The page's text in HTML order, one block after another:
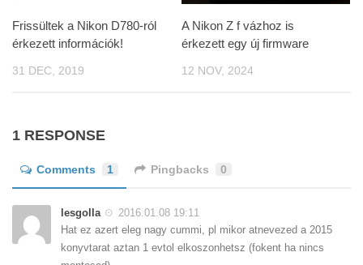
Frissültek a Nikon D780-ról
érkezett információk!
31 DEC, 2019
A Nikon Z f vázhoz is
érkezett egy új firmware
12 NOV, 2024
1 RESPONSE
Comments 1 Pingbacks 0
lesgolla
2016.01.08 19:11
Hat ez azert eleg nagy cummi, pl mikor atnevezed a 2015
konyvtarat aztan 1 evtol elkoszonhetsz (fokent ha nincs